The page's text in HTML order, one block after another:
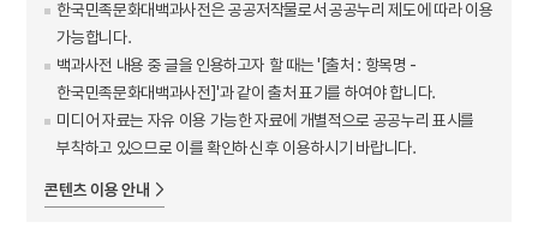
한국민족문화대백과사전은 공공저작물로서 공공누리 제도에 따라 이용
가능합니다.
백과사전 내용 중 글을 인용하고자 할 때는 '[출처 : 항목명 -
한국민족문화대백과사전]'과 같이 출처 표기를 하여야 합니다.
미디어 자료는 자유 이용 가능한 자료에 개별적으로 공공누리 표시를
부착하고 있으므로 이를 확인하신 후 이용하시기 바랍니다.
콘텐츠 이용 안내